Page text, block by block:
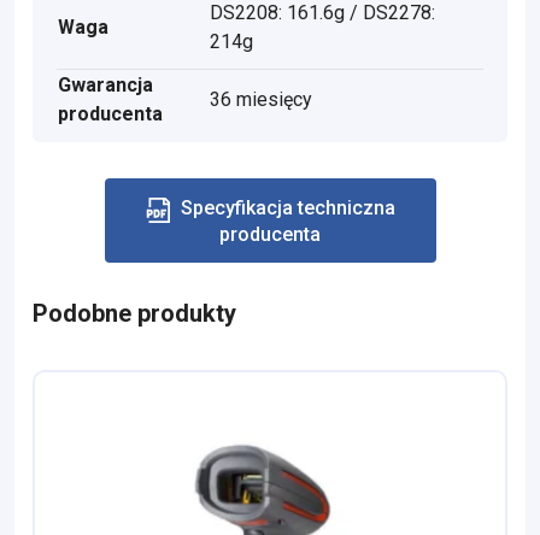
Waga
DS2208: 161.6g / DS2278:
214g
Gwarancja
producenta
36 miesięcy
Specyfikacja techniczna
producenta
Podobne produkty